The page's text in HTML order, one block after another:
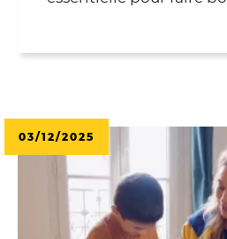
03/12/2025